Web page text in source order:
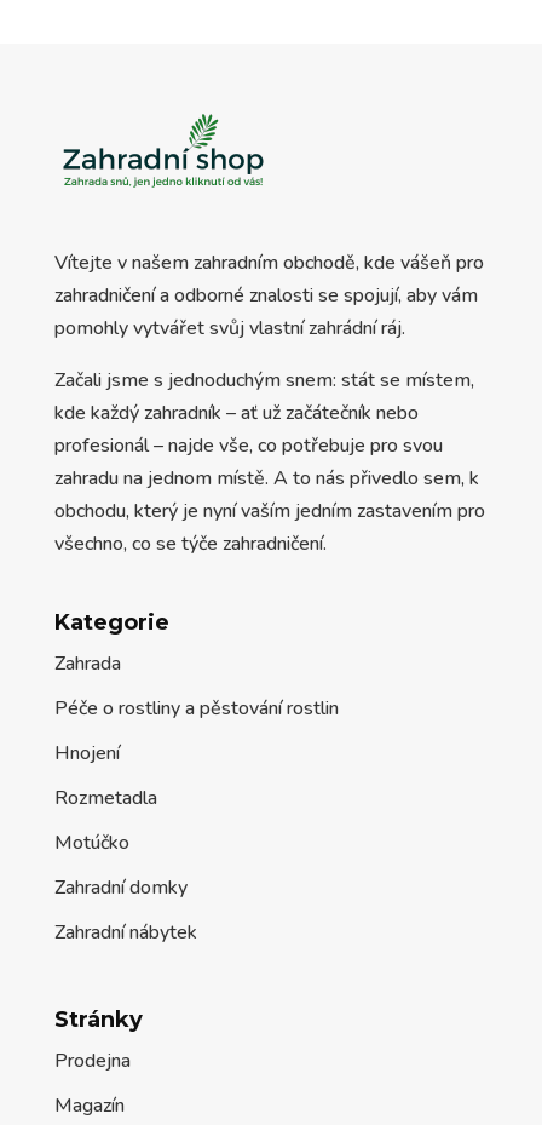
Vítejte v našem zahradním obchodě, kde vášeň pro
zahradničení a odborné znalosti se spojují, aby vám
pomohly vytvářet svůj vlastní zahrádní ráj.
Začali jsme s jednoduchým snem: stát se místem,
kde každý zahradník – ať už začátečník nebo
profesionál – najde vše, co potřebuje pro svou
zahradu na jednom místě. A to nás přivedlo sem, k
obchodu, který je nyní vaším jedním zastavením pro
všechno, co se týče zahradničení.
Kategorie
Zahrada
Péče o rostliny a pěstování rostlin
Hnojení
Rozmetadla
Motúčko
Zahradní domky
Zahradní nábytek
Stránky
Prodejna
Magazín